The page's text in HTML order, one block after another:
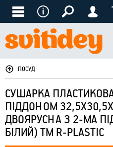
ПОСУД
СУШАРКА
ПІДДОНОМ
ДВОЯРУСНА З 2-МА
БІЛИЙ) ТМ R-PLASTIC